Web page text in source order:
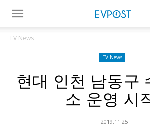
EV News
EV News
현대 인천 남동구
소 운영 시
2019.11.25